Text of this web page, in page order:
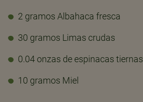
2 gramos Albahaca fresca
30 gramos Limas crudas
0.04 onzas de espinacas tiernas
10 gramos Miel